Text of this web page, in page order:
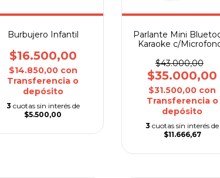
Burbujero Infantil
$16.500,00
$14.850,00 con
Transferencia o
depósito
3 cuotas sin interés de
$5.500,00
Parlante Mini
Karaoke c/
$43.000,00
$35.000,00
$31.500,00 con
Transferencia o
depósito
3 cuotas sin interés de
$11.666,67